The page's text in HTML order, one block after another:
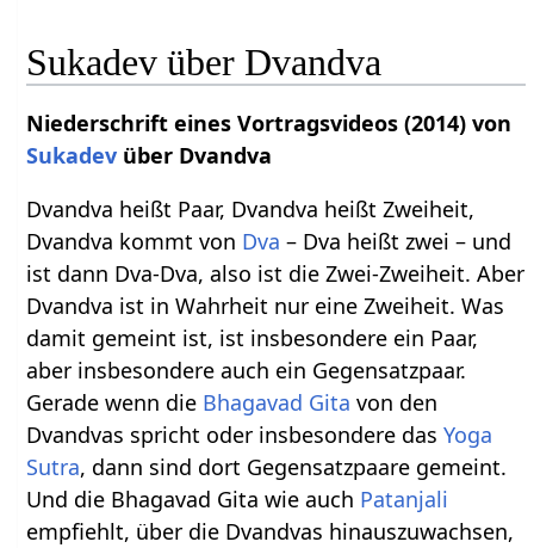
Sukadev über Dvandva
Niederschrift eines Vortragsvideos (2014) von
Sukadev über Dvandva
Dvandva heißt Paar, Dvandva heißt Zweiheit,
Dvandva kommt von Dva – Dva heißt zwei – und
ist dann Dva-Dva, also ist die Zwei-Zweiheit. Aber
Dvandva ist in Wahrheit nur eine Zweiheit. Was
damit gemeint ist, ist insbesondere ein Paar,
aber insbesondere auch ein Gegensatzpaar.
Gerade wenn die Bhagavad Gita von den
Dvandvas spricht oder insbesondere dasYoga
Sutra, dann sind dort Gegensatzpaare gemeint.
Und die Bhagavad Gita wie auch Patanjali
empfiehlt, über die Dvandvas hinauszuwachsen,